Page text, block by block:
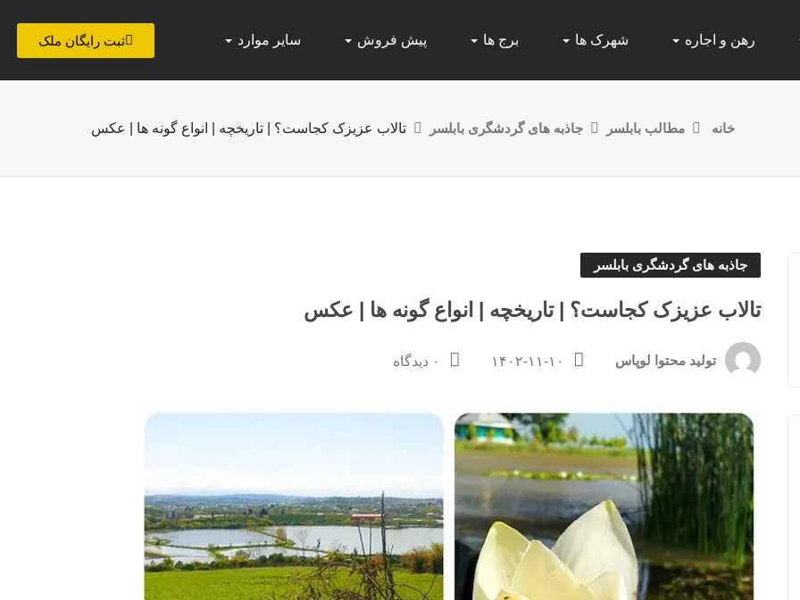
رهن و اجاره شهرک ها برج ها پیش فروش سایر موارد ثبت رایگان ملک
خانه مطالب بابلسر جاذبه های گردشگری بابلسر تالاب عزیزک کجاست؟ | تاریخچه | انواع گونه ها | عکس
جاذبه های گردشگری بابلسر
تالاب عزیزک کجاست؟ | تاریخچه | انواع گونه ها | عکس
تولید محتوا لوپاس ۱۴۰۲-۱۱-۱۰ ۰ دیدگاه